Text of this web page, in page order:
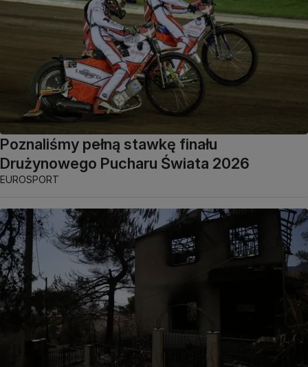
Poznaliśmy pełną stawkę finału
Drużynowego Pucharu Świata 2026
EUROSPORT